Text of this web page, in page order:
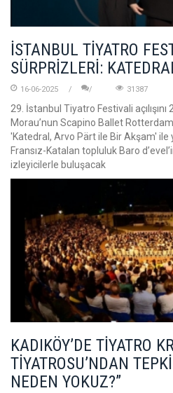
İSTANBUL TİYATRO
SÜRPRİZLERİ:
16-06-2025 31387
29. İstanbul Tiyatro Festivali
Morau’nun Scapino Ballet
'Katedral, Arvo Pärt ile Bir Akşam' ile
Fransız-Katalan topluluk Baro
izleyicilerle buluşacak
KADIKÖY’DE TİYATRO
TİYATROSU’NDAN
NEDEN YOKUZ?”